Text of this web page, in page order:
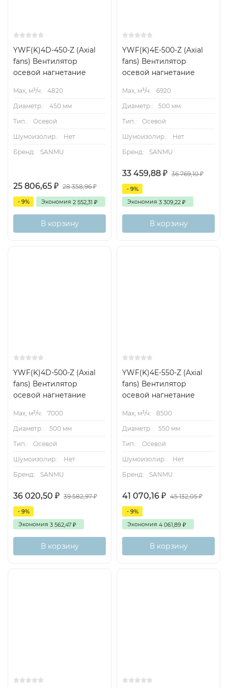
YWF(K)4D-450-Z (Axial
fans) Вентилятор
осевой нагнетание
Max, м³/ч:
4820
Диаметр.:
450 мм
Тип.:
Осевой
Шумоизолир.:
Нет
Бренд:
SANMU
25 806,65 ₽ 28 358,96₽
- 9% Экономия 2 552,31 ₽
В корзину
YWF(K)4E-500-Z (Axial
fans) Вентилятор
осевой нагнетание
Max, м³/ч:
6920
Диаметр.:
500 мм
Тип.:
Осевой
Шумоизолир.:
Нет
Бренд:
SANMU
33 459,88 ₽ 36 769,10₽
- 9%
Экономия 3 309,22 ₽
В корзину
YWF(K)4D-500-Z (Axial
fans) Вентилятор
осевой нагнетание
Max, м³/ч:
7000
Диаметр.:
500 мм
Тип.:
Осевой
Шумоизолир.:
Нет
Бренд:
SANMU
36 020,50 ₽ 39 582,97₽
- 9%
Экономия 3 562,47 ₽
В корзину
YWF(K)4E-550-Z (Axial
fans) Вентилятор
осевой нагнетание
Max, м³/ч:
8500
Диаметр.:
550 мм
Тип.:
Осевой
Шумоизолир.:
Нет
Бренд:
SANMU
41 070,16 ₽ 45 132,05₽
- 9%
Экономия 4 061,89 ₽
В корзину